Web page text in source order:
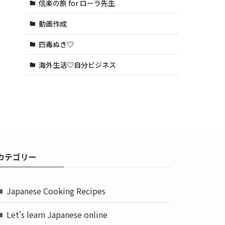
信楽の旅 for ローラ先生
動画作成
四毒ぬき♡
海外生活♡自分ビジネス
テゴリー
Japanese Cooking Recipes
Let's learn Japanese online